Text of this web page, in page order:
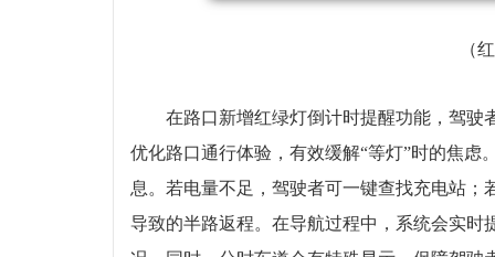
（
在路口新增红绿灯倒计时提醒功能，驾驶
优化路口通行体验，有效缓解“等灯”时的焦
息。若电量不足，驾驶者可一键查找充电站
导致的半路返程。在导航过程中，系统会实